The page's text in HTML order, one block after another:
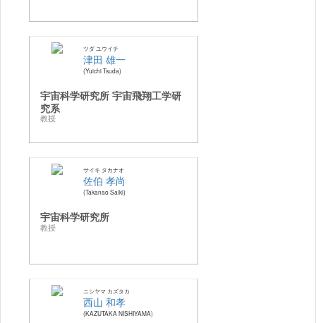
ツダ ユウイチ
津田 雄一
Yuichi Tsuda
宇宙科学研究所 宇宙飛翔工学研
究系
教授
サイキ タカナオ
佐伯 孝尚
Takanao Saiki
宇宙科学研究所
教授
ニシヤマ カズタカ
西山 和孝
KAZUTAKA NISHIYAMA